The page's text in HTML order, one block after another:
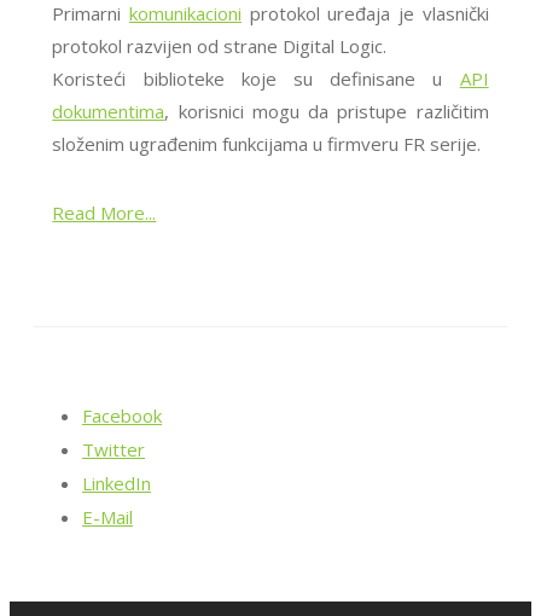
Primarnikomunikacioni protokol uređaja je vlasnički
protokol razvijen od strane Digital Logic.
Koristeći biblioteke koje su definisane u API
dokumentima, korisnici mogu da pristupe različitim
složenim ugrađenim funkcijama u firmveru FR serije.
Read More...
Facebook
Twitter
LinkedIn
E-Mail